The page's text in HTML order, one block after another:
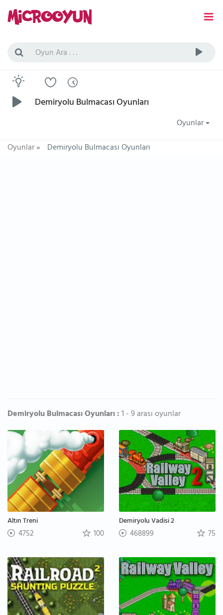
Demiryolu Bulmacası Oyunları
Oyunlar
Oyunlar» Demiryolu Bulmacası Oyunları
Demiryolu Bulmacası Oyunları :1 - 9 arası oyunlar
Altın Treni
4752 100
Demiryolu Vadisi 2
468899 75